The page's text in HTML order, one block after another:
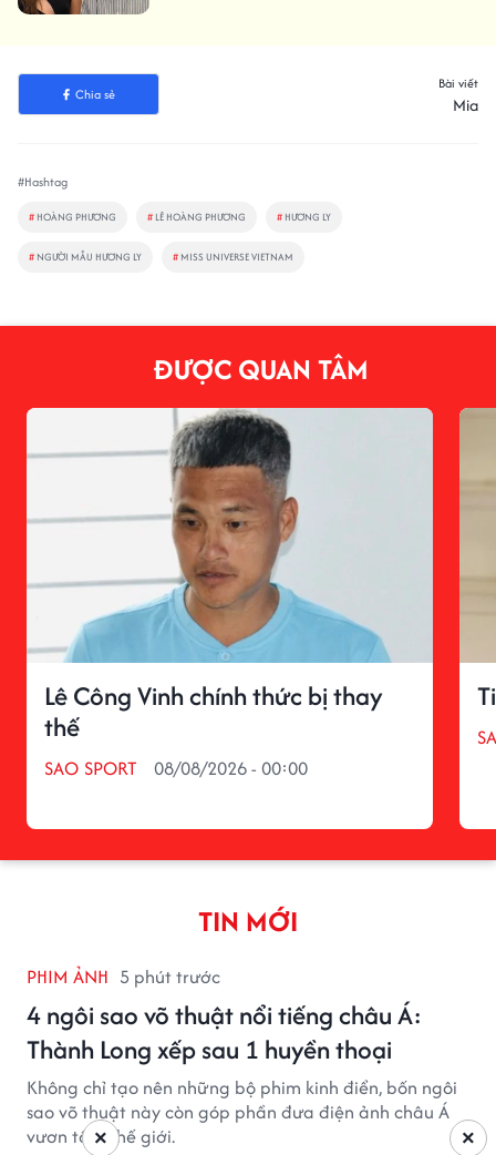
Chia sẻ
Bài viết
Mia
#Hashtag
# HOÀNG PHƯƠNG # LÊ HOÀNG PHƯƠNG # HƯƠNG LY
# NGƯỜI MẪU HƯƠNG LY # MISS UNIVERSE VIETNAM
ĐƯỢC QUAN TÂM
Lê Công Vinh chính thức bị thay
thế
SAO SPORT 08/08/2026 - 00:00
TIN MỚI
PHIM ẢNH 5 phút trước
4 ngôi sao võ thuật nổi tiếng châu Á:
Thành Long xếp sau 1 huyền thoại
Không chỉ tạo nên những bộ phim kinh điển, bốn ngôi
sao võ thuật này còn góp phần đưa điện ảnh châu Á
vươn tầm thế giới.
×
×